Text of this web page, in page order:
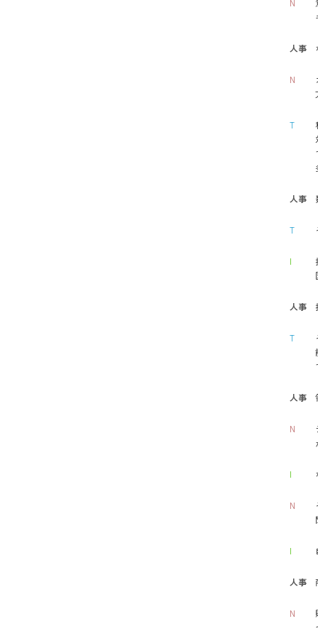
N
人事
N
T
人事
T
I
人事
T
人事
N
I
N
I
人事
N